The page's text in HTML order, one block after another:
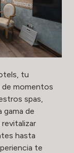
tu
de momentos
spas,
gama de
hasta
te